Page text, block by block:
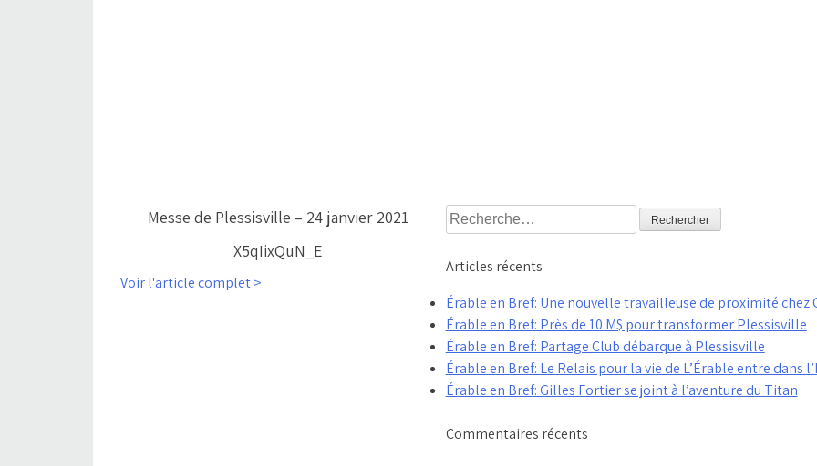
Messe de Plessisville – 24 janvier 2021
X5qIixQuN_E
Voir l'article complet >
Rechercher :
Articles récents
Érable en Bref: Une nouvelle travailleuse de proximité chez
Érable en Bref: Près de 10 M$ pour transformer Plessisville
Érable en Bref: Partage Club débarque à Plessisville
Érable en Bref: Le Relais pour la vie de L’Érable entre dans
Érable en Bref: Gilles Fortier se joint à l’aventure du Titan
Commentaires récents